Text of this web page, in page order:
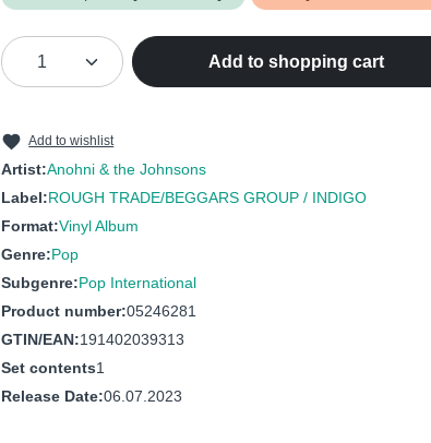
Product Quantity: Enter the desired
Add to shopping cart
Add to wishlist
Artist:Anohni & the Johnsons
Label:ROUGH TRADE/BEGGARS GROUP / INDIGO
Format:Vinyl Album
Genre:Pop
Subgenre:Pop International
Product number:05246281
GTIN/EAN:191402039313
Set contents1
Release Date:06.07.2023